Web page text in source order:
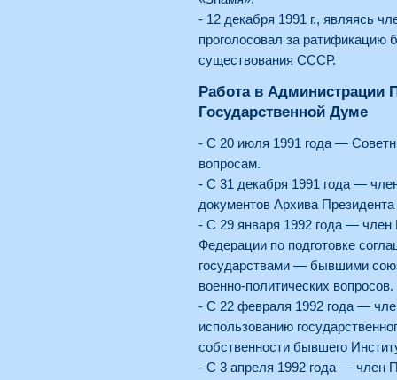
- 12 декабря 1991 г., являясь
проголосовал за ратификацию
существования СССР.
Работа в Администрации
Государственной Думе
- С 20 июля 1991 года —
вопросам.
- С 31 декабря 1991 года —
документов Архива
- С 29 января 1992 года — член
Федерации по подготовке
государствами — бывшими
военно-политических вопросов.
- С 22 февраля 1992 года —
использованию
собственности бывшего
- С 3 апреля 1992 года — член